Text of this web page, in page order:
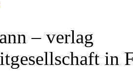
– verlag
in